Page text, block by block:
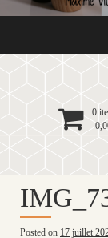
0
Posted on 17 juillet